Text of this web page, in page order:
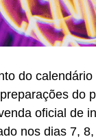
do
do
oficial de
nos dias 7,